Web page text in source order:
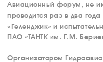
Авиационный форум, не
проводится раз в два
«Геленджик» и
ПАО «ТАНТК им. Г.М.
Организатором